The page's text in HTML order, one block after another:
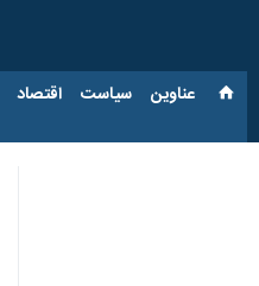
عناوین‌ سیاست اقتصاد